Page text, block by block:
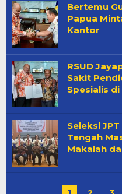
Bertemu
Papua
Kantor
RSUD
Sakit
Spesialis di
Seleksi
Tengah
Makalah